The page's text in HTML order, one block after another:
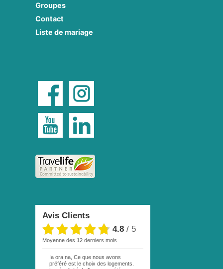
Groupes
Contact
Liste de mariage
Avis Clients
4.8 / 5
moyenne des 12 derniers mois
Ia ora na, Ce que nous avons
préféré est le choix des logements.